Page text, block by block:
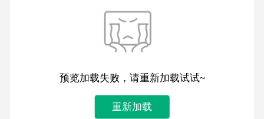
预览加载失败，请重新加载试试~
重新加载